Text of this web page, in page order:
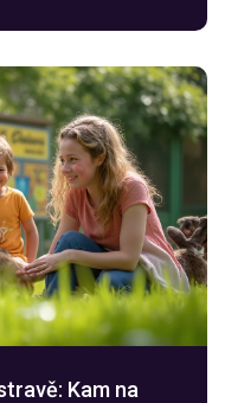
či nakrmit. Zjistěte,
Kam na